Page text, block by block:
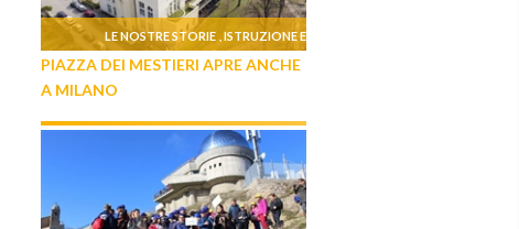
LE NOSTRE STORIE ISTRUZIONE E
FORMAZIONE
PIAZZA DEI MESTIERI APRE ANCHE
A MILANO